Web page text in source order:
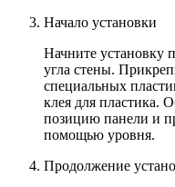
Начало установки
Начните установку
угла стены.
специальных
клея для пластика.
позицию панели и
помощью уровня.
Продолжение